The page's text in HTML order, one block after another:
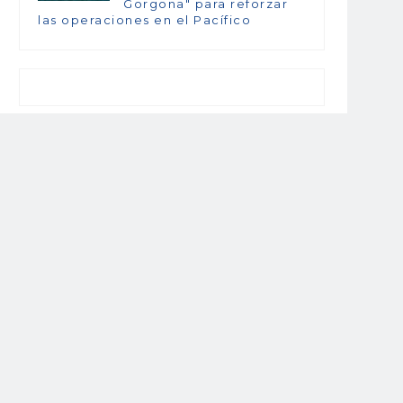
Gorgona" para reforzar
las operaciones en el Pacífico